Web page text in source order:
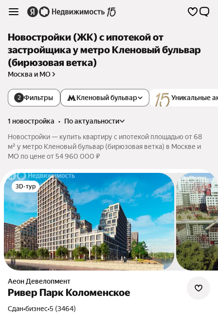
Новостройки (ЖК) с ипотекой от
застройщика у метро Кленовый бульвар
(бирюзовая ветка)
Москва и МО
2 Фильтры Уникальные
Кленовый бульвар
1 новостройка •
по актуальности
Новостройки — купить квартиру с ипотекой площадью от 68
м² у метро Кленовый бульвар (бирюзовая ветка) в Москве и
МО по цене от 54 960 000 ₽
3D-тур
Аеон Девелопмент
Ривер Парк Коломенское
Сдан•бизнес•5 (3464)